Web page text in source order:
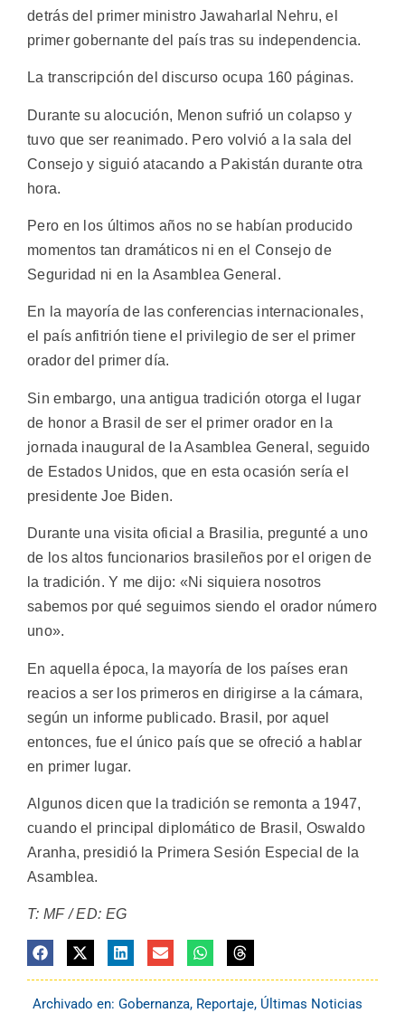
detrás del primer ministro Jawaharlal Nehru, el
primer gobernante del país tras su independencia.
La transcripción del discurso ocupa 160 páginas.
Durante su alocución, Menon sufrió un colapso y
tuvo que ser reanimado. Pero volvió a la sala del
Consejo y siguió atacando a Pakistán durante otra
hora.
Pero en los últimos años no se habían producido
momentos tan dramáticos ni en el Consejo de
Seguridad ni en la Asamblea General.
En la mayoría de las conferencias internacionales,
el país anfitrión tiene el privilegio de ser el primer
orador del primer día.
Sin embargo, una antigua tradición otorga el lugar
de honor a Brasil de ser el primer orador en la
jornada inaugural de la Asamblea General, seguido
de Estados Unidos, que en esta ocasión sería el
presidente Joe Biden.
Durante una visita oficial a Brasilia, pregunté a uno
de los altos funcionarios brasileños por el origen de
la tradición. Y me dijo: «Ni siquiera nosotros
sabemos por qué seguimos siendo el orador número
uno».
En aquella época, la mayoría de los países eran
reacios a ser los primeros en dirigirse a la cámara,
según un informe publicado. Brasil, por aquel
entonces, fue el único país que se ofreció a hablar
en primer lugar.
Algunos dicen que la tradición se remonta a 1947,
cuando el principal diplomático de Brasil, Oswaldo
Aranha, presidió la Primera Sesión Especial de la
Asamblea.
T: MF / ED: EG
Archivado en: Gobernanza, Reportaje, Últimas Noticias